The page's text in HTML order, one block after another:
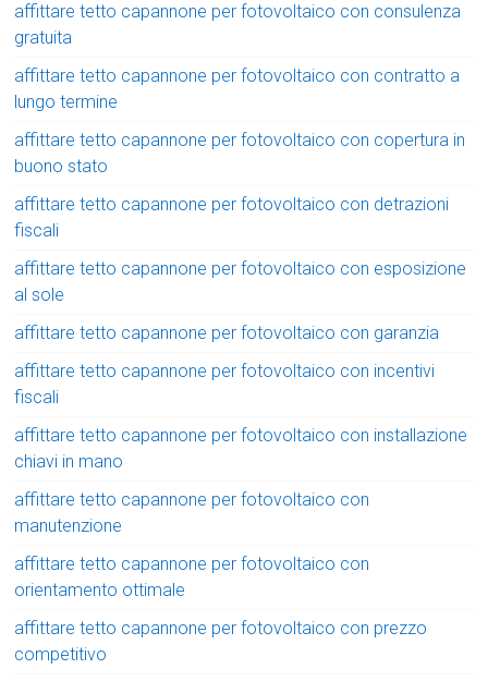
affittare tetto capannone per fotovoltaico con consulenza
gratuita
affittare tetto capannone per fotovoltaico con contratto a
lungo termine
affittare tetto capannone per fotovoltaico con copertura in
buono stato
affittare tetto capannone per fotovoltaico con detrazioni
fiscali
affittare tetto capannone per fotovoltaico con esposizione
al sole
affittare tetto capannone per fotovoltaico con garanzia
affittare tetto capannone per fotovoltaico con incentivi
fiscali
affittare tetto capannone per fotovoltaico con installazione
chiavi in mano
affittare tetto capannone per fotovoltaico con
manutenzione
affittare tetto capannone per fotovoltaico con
orientamento ottimale
affittare tetto capannone per fotovoltaico con prezzo
competitivo